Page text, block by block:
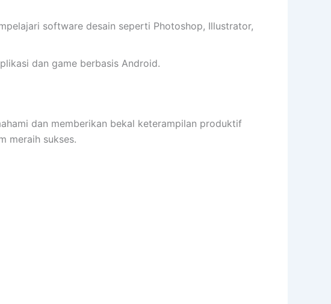
software desain seperti Photoshop, Illustrator,
dan game berbasis Android.
dan memberikan bekal keterampilan produktif
meraih sukses.